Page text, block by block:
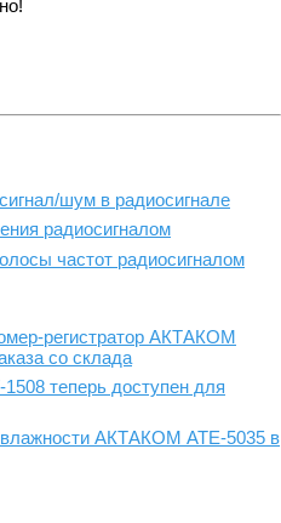
шум в радиосигнале
радиосигналом
частот радиосигналом
регистратор АКТАКОМ
со склада
теперь доступен для
влажности АКТАКОМ АТЕ-5035 в